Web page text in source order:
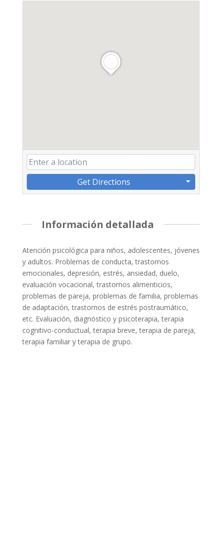
Get Directions
Información detallada
Atención psicológica para niños, adolescentes, jóvenes
y adultos. Problemas de conducta, trastornos
emocionales, depresión, estrés, ansiedad, duelo,
evaluación vocacional, trastornos alimenticios,
problemas de pareja, problemas de familia, problemas
de adaptación, trastornos de estrés postraumático,
etc. Evaluación, diagnóstico y psicoterapia, terapia
cognitivo-conductual, terapia breve, terapia de pareja,
terapia familiar y terapia de grupo.